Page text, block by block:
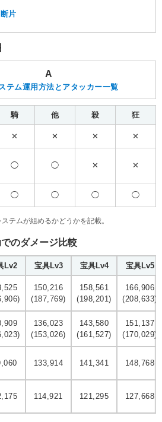
片
A
テム運用方法とアタッカー一覧
騎 他 殺 狂
✕ ✕ ✕ ✕
◯ ◯ ✕ ✕
◯ ◯ ◯ ◯
テムが組めるかどうかを記載。
のダメージ比較
Lv2 宝具Lv3 宝具Lv4 宝具Lv5
150,216
(187,769)
158,561
(198,201)
166,906
(208,633)
136,023
(153,026)
143,580
(161,527)
151,137
(170,029)
133,914 141,341 148,768
114,921 121,295 127,668